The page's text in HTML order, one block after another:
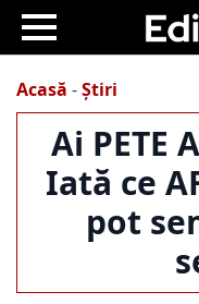
Acasă -Știri
Ai PETE
Iată ce
pot